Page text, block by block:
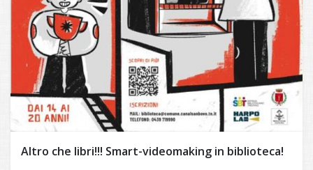
Altro che libri!!! Smart-videomaking in biblioteca!